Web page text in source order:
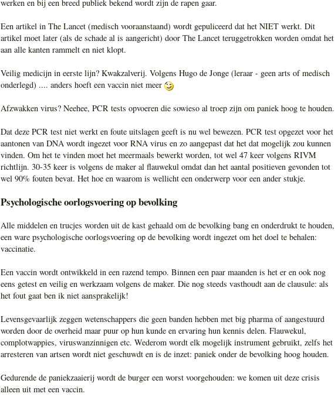
werken en bij een breed publiek bekend wordt zijn de rapen gaar.
Een artikel in The Lancet (medisch vooraanstaand) wordt gepuliceerd dat het NIET werkt. Dit
artikel moet later (als de schade al is aangericht) door The Lancet teruggetrokken worden omdat het
aan alle kanten rammelt en niet klopt.
Veilig medicijn in eerste lijn? Kwakzalverij. Volgens Hugo de Jonge (leraar - geen arts of medisch
onderlegd) .... anders hoeft een vaccin niet meer
Afzwakken virus? Neehee, PCR tests opvoeren die sowieso al troep zijn om paniek hoog te houden.
Dat deze PCR test niet werkt en foute uitslagen geeft is nu wel bewezen. PCR test opgezet voor het
aantonen van DNA wordt ingezet voor RNA virus en zo aangepast dat het dat mogelijk zou kunnen
vinden. Om het te vinden moet het meermaals bewerkt worden, tot wel 47 keer volgens RIVM
richtlijn. 30-35 keer is volgens de maker al flauwekul omdat dan het aantal positieven gevonden tot
wel 90% fouten bevat. Het hoe en waarom is wellicht een onderwerp voor een ander stukje.
Psychologische oorlogsvoering op bevolking
Alle middelen en trucjes worden uit de kast gehaald om de bevolking bang en onderdrukt te houden,
een ware psychologische oorlogsvoering op de bevolking wordt ingezet om het doel te behalen:
vaccinatie.
Een vaccin wordt ontwikkeld in een razend tempo. Binnen een paar maanden is het er en ook nog
eens getest en veilig en werkzaam volgens de maker. Die nog steeds vasthoudt aan de clausule: als
het fout gaat ben ik niet aansprakelijk!
Levensgevaarlijk zeggen wetenschappers die geen banden hebben met big pharma of aangestuurd
worden door de overheid maar puur op hun kunde en ervaring hun kennis delen. Flauwekul,
complotwappies, viruswanzinnigen etc. Wederom wordt elk mogelijk instrument gebruikt, zelfs het
arresteren van artsen wordt niet geschuwdt en is de inzet: paniek onder de bevolking hoog houden.
Gedurende de paniekzaaierij wordt de burger een worst voorgehouden: we komen uit deze crisis
alleen uit met een vaccin.